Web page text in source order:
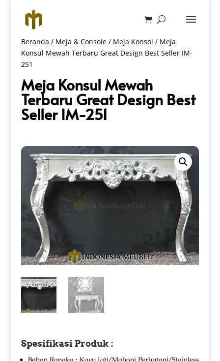
Beranda / Meja & Console/ Meja Konsol / Meja
Konsul Mewah Terbaru Great Design Best Seller IM-
251
Meja Konsul Mewah
Terbaru Great Design Best
Seller IM-251
Spesifikasi Produk :